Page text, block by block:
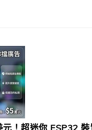
元！超迷你 ESP32